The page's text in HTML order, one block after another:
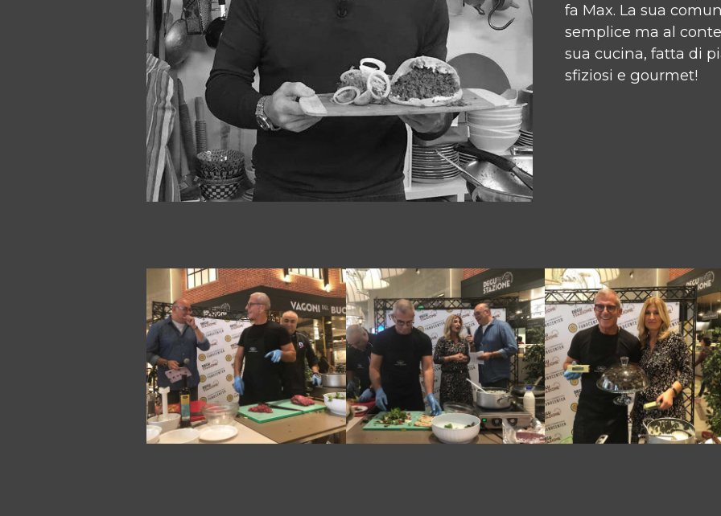
fa Max. La sua
semplice ma al
sua cucina, fatta di
sfiziosi e gourmet!